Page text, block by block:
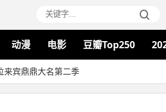
动漫 电影 豆瓣Top250
来宾鼎鼎大名第二季